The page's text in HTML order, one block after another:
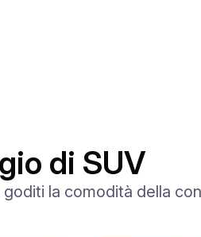
di SUV
la comodità della